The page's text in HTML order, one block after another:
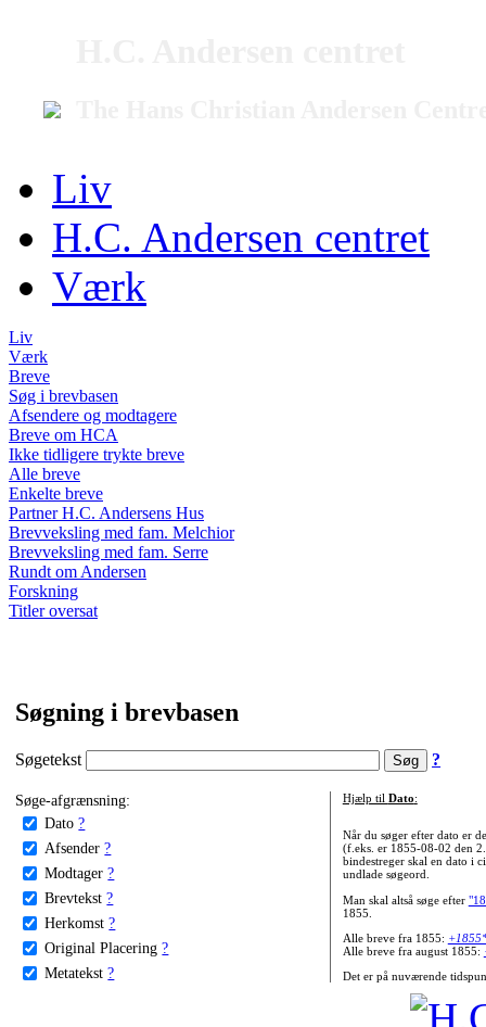
Liv
H.C. Andersen centret
Værk
Liv
Værk
Breve
Søg i brevbasen
Afsendere og modtagere
Breve om HCA
Ikke tidligere trykte breve
Alle breve
Enkelte breve
Partner H.C. Andersens Hus
Brevveksling med fam. Melchior
Brevveksling med fam. Serre
Rundt om Andersen
Forskning
Titler oversat
Søgning i brevbasen
Søgetekst ?
Søge-afgrænsning:
Dato ?
Afsender ?
Modtager ?
Brevtekst ?
Herkomst ?
Original Placering ?
Metatekst ?
Hjælp til Dato:
Når du søger efter dato er
(f.eks. er 1855-08-02 den
bindestreger skal en dato i
undlade søgeord.
Man skal altså søge efter
1855.
Alle breve fra 1855:
Alle breve fra august 1855:
Det er på nuværende